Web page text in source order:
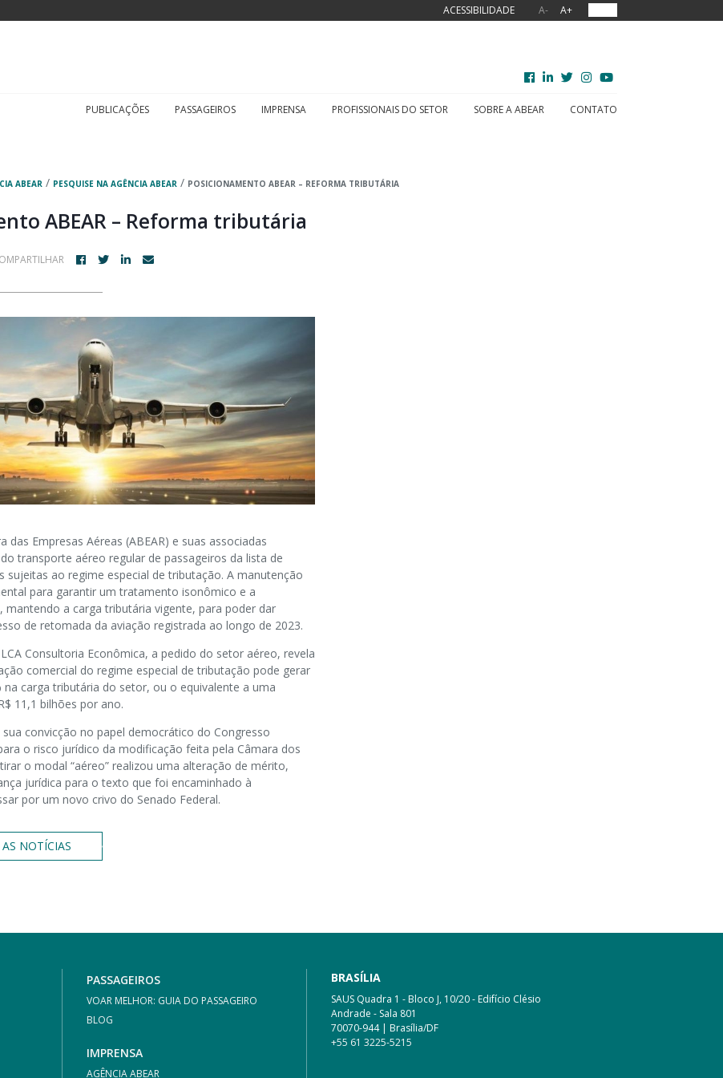
ACESSIBILIDADE A- A+
PUBLICAÇÕES PASSAGEIROS IMPRENSA PROFISSIONAIS DO SETOR SOBRE A ABEAR CONTATO
ABEAR/ PESQUISE NA AGÊNCIA ABEAR/ POSICIONAMENTO ABEAR – REFORMA TRIBUTÁRIA
ABEAR – Reforma tributária
das Empresas Aéreas (ABEAR) e suas associadas
transporte aéreo regular de passageiros da lista de
sujeitas ao regime especial de tributação. A manutenção
para garantir um tratamento isonômico e a
mantendo a carga tributária vigente, para poder dar
de retomada da aviação registrada ao longo de 2023.
Consultoria Econômica, a pedido do setor aéreo, revela
comercial do regime especial de tributação pode gerar
carga tributária do setor, ou o equivalente a uma
11,1 bilhões por ano.
convicção no papel democrático do Congresso
o risco jurídico da modificação feita pela Câmara dos
o modal “aéreo” realizou uma alteração de mérito,
jurídica para o texto que foi encaminhado à
por um novo crivo do Senado Federal.
NOTÍCIAS
PASSAGEIROS
VOAR MELHOR: GUIA DO PASSAGEIRO
BLOG
IMPRENSA
AGÊNCIA ABEAR
BRASÍLIA
SAUS Quadra 1 - Bloco J, 10/20 - Edifício Clésio
Andrade - Sala 801
70070-944 | Brasília/DF
+55 61 3225-5215